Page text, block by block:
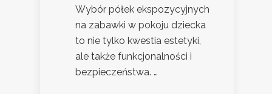
Wybór półek ekspozycyjnych
na zabawki w pokoju dziecka
to nie tylko kwestia estetyki,
ale także funkcjonalności i
bezpieczeństwa. …